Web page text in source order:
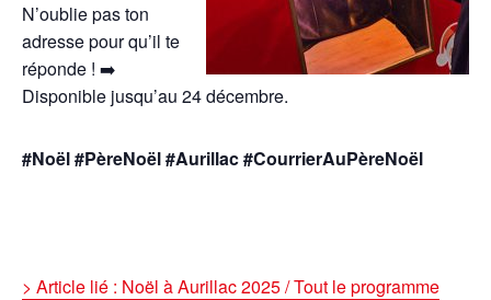
N’oublie pas ton
adresse pour qu’il te
réponde ! ➡️
Disponible jusqu’au 24 décembre.
#Noël #PèreNoël #Aurillac #CourrierAuPèreNoël
> Article lié : Noël à Aurillac 2025 / Tout le programme